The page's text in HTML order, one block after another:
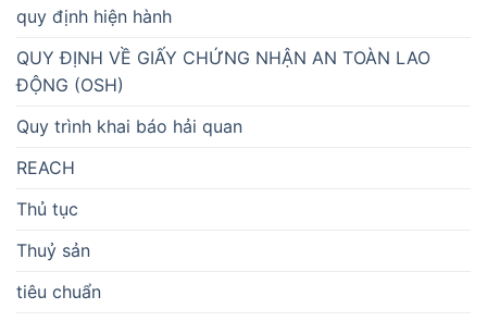
quy định hiện hành
QUY ĐỊNH VỀ GIẤY CHỨNG NHẬN AN TOÀN LAO
ĐỘNG (OSH)
Quy trình khai báo hải quan
REACH
Thủ tục
Thuỷ sản
tiêu chuẩn